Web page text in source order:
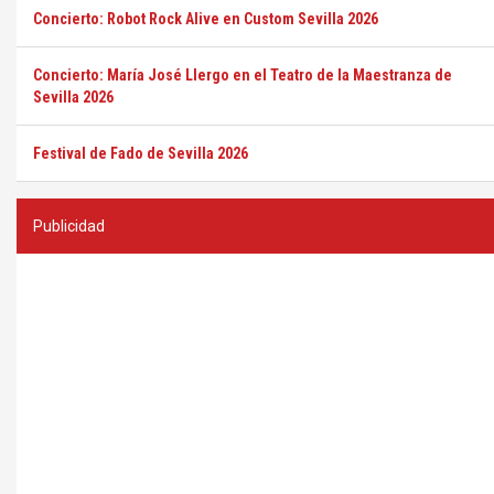
Concierto: Robot Rock Alive en Custom Sevilla 2026
Concierto: María José Llergo en el Teatro de la Maestranza de
Sevilla 2026
Festival de Fado de Sevilla 2026
Publicidad